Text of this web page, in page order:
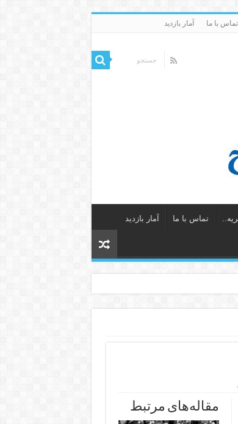
تماس با ما آمار بازدید
تماس با ما آمار بازدید
مقاله‌های مرتبط